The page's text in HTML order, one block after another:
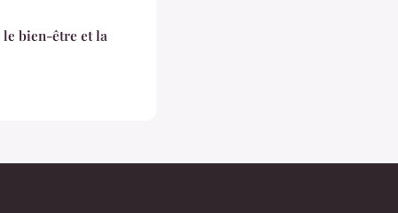
le bien-être et la